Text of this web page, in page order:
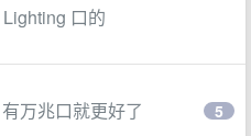
口的
万兆口就更好了 5